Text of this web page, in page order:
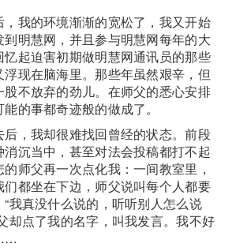
我的环境渐渐的宽松了，我又开始
明慧网，并且参与明慧网每年的大
忆起迫害初期做明慧网通讯员的那些
现在脑海里。那些年虽然艰辛，但
股不放弃的劲儿。在师父的悉心安排
的事都奇迹般的做成了。
，我却很难找回曾经的状态。前段
沉当中，甚至对法会投稿都打不起
师父再一次点化我：一间教室里，
们都坐在下边，师父说叫每个人都要
我真没什么说的，听听别人怎么说
却点了我的名字，叫我发言。我不好